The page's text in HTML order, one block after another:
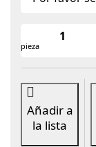
pieza
Añadir a
la lista